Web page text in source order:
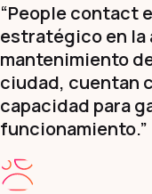
“People contact
estratégico en
mantenimiento
ciudad, cuentan
capacidad para
funcionamiento.”